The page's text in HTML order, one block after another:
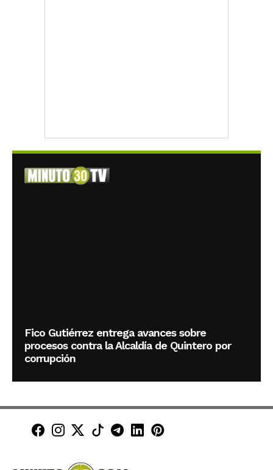
Fico Gutiérrez entrega avances sobre
procesos contra la Alcaldía de Quintero por
corrupción
Minuto30 en Facebook
Minuto30 en Instagram
Minuto30 en X (Twitter)
Minuto30 en TikTok
Canal de Minuto30 en
Minuto30 en LinkedIn
Minuto30 en